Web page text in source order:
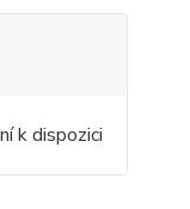
k dispozici